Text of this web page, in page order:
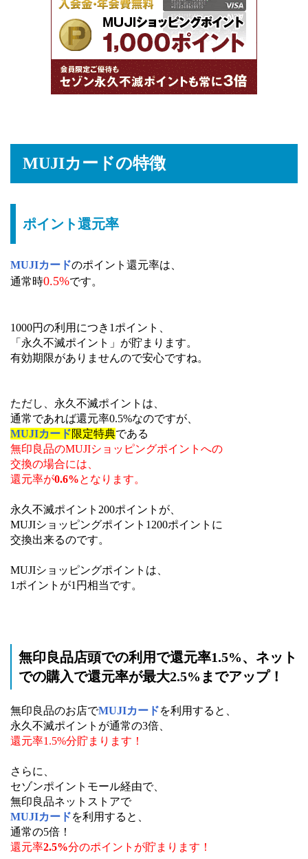
MUJIカードの特徴
ポイント還元率
MUJIカードのポイント還元率は、
通常時0.5%です。
1000円の利用につき1ポイント、
「永久不滅ポイント」が貯まります。
有効期限がありませんので安心ですね。
ただし、永久不滅ポイントは、
通常であれば還元率0.5%なのですが、
MUJIカード限定特典である
無印良品のMUJIショッピングポイントへの
交換の場合には、
還元率が0.6%となります。
永久不滅ポイント200ポイントが、
MUJIショッピングポイント1200ポイントに
交換出来るのです。
MUJIショッピングポイントは、
1ポイントが1円相当です。
無印良品店頭での利用で還元率1.5%、ネット
での購入で還元率が最大2.5%までアップ！
無印良品のお店でMUJIカードを利用すると、
永久不滅ポイントが通常の3倍、
還元率1.5%分貯まります！
さらに、
セゾンポイントモール経由で、
無印良品ネットストアで
MUJIカードを利用すると、
通常の5倍！
還元率2.5%分のポイントが貯まります！